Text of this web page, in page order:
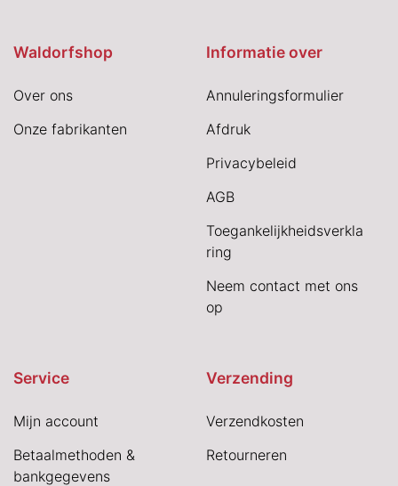
Waldorfshop
Over ons
Onze fabrikanten
Informatie over
Annuleringsformulier
Afdruk
Privacybeleid
AGB
Toegankelijkheidsverkla
ring
Neem contact met ons
op
Service
Mijn account
Betaalmethoden &
bankgegevens
Verzending
Verzendkosten
Retourneren